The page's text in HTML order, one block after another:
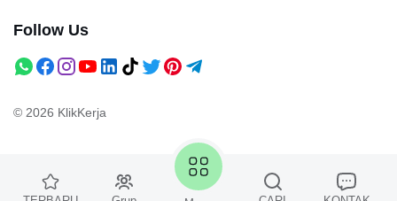
Follow Us
© 2026 KlikKerja